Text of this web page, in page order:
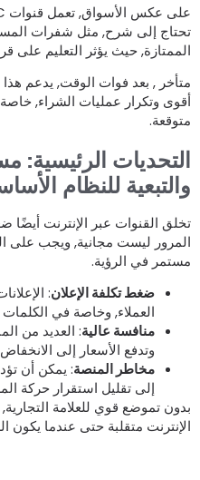
حيث يؤثر التعليم على
, بعد فوات الوقت, يدعم هذا
وتكرار عمليات الشراء, خاصة
الرئيسية:
للنظام
القنوات عبر الإنترنت أيضًا
ليست مجانية, ويجب على
في الرؤية.
ضغط تكلفة الإعلان:
العملاء, وخاصة في الكلمات
منافسة عالية: العديد من
وتدفع الأسعار إلى الانخفاض.
مخاطر المنصة: يمكن أن تؤدي
إلى تقليل استقرار حركة
تموضع قوي للعلامة التجارية,
متقلبة حتى عندما يكون